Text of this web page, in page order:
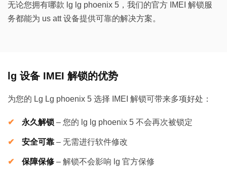
无论您拥有哪款 lg lg phoenix 5，我们的官方 IMEI 解锁服
务都能为 us att 设备提供可靠的解决方案。
lg 设备 IMEI 解锁的优势
为您的 Lg Lg phoenix 5 选择 IMEI 解锁可带来多项好处：
永久解锁 – 您的 lg lg phoenix 5 不会再次被锁定
安全可靠 – 无需进行软件修改
保障保修 – 解锁不会影响 lg 官方保修